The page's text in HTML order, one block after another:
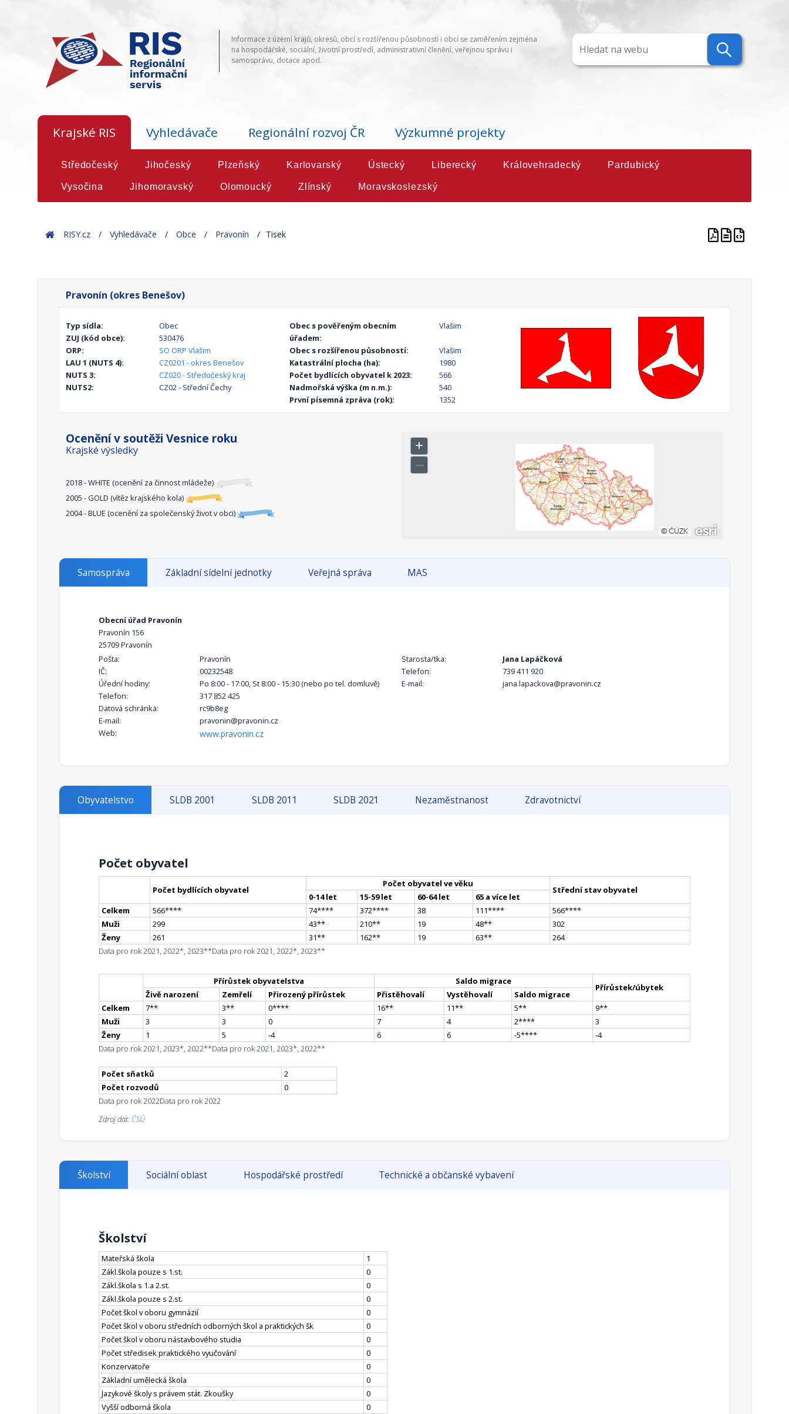
Informace z území krajů, okresů, obcí s rozšířenou působností i obcí se zaměřením zejména
na hospodářské, sociální, životní prostředí, administrativní členění, veřejnou správu i
samosprávu, dotace apod.
Krajské RIS Vyhledávače Regionální rozvoj ČR Výzkumné projekty
Středočeský Jihočeský Plzeňský Karlovarský Ústecký Liberecký Královehradecký Pardubický
Vysočina Jihomoravský Olomoucký Zlínský Moravskoslezský
HomeRISY.cz Vyhledávače Obce Pravonín Tisek
Pravonín (okres Benešov)
Typ sídla:
Obec
ZUJ (kód obce):
530476
ORP:
SO ORP Vlašim
LAU 1 (NUTS 4):
CZ0201 - okres Benešov
NUTS 3:
CZ020 - Středočeský kraj
NUTS2:
CZ02 - Střední Čechy
Obec s pověřeným obecním
úřadem:
Vlašim
Obec s rozšířenou působností:
Vlašim
Katastrální plocha (ha):
1980
Počet bydlících obyvatel k 2023:
566
Nadmořská výška (m n.m.):
540
První písemná zpráva (rok):
1352
Ocenění v soutěži Vesnice roku
Krajské výsledky
2018 - WHITE (ocenění za činnost mládeže)
2005 - GOLD (vítěz krajského kola)
2004 - BLUE (ocenění za společenský život v obci)
Samospráva Základní sídelní jednotky Veřejná správa MAS
Obecní úřad Pravonín
Pravonín 156
25709 Pravonín
Pošta:
Pravonín
IČ:
00232548
Úřední hodiny:
Po 8:00 - 17:00, St 8:00 - 15:30 (nebo po tel. domluvě)
Telefon:
317 852 425
Datová schránka:
rc9b8eg
E-mail:
pravonin@pravonin.cz
Web:
www.pravonin.cz
Starosta/tka:
Jana Lapáčková
Telefon:
739 411 920
E-mail:
jana.lapackova@pravonin.cz
Obyvatelstvo SLDB 2001 SLDB 2011 SLDB 2021 Nezaměstnanost Zdravotnictví
Počet obyvatel
Počet bydlících obyvatel
Počet obyvatel ve věku
Střední stav obyvatel
0-14 let 15-59 let 60-64 let
65 a více let
Celkem
566**** 74**** 372**** 38 111**** 566****
Muži
299 43** 210** 19 48**
302
Ženy
261 31** 162** 19 63**
264
Data pro rok 2021, 2022*, 2023**Data pro rok 2021, 2022*, 2023**
Přírůstek obyvatelstva Saldo migrace
Přírůstek/úbytek
Živě narození Zemřelí Přirozený přírůstek Přistěhovalí Vystěhovalí
Saldo migrace
Celkem
7** 3** 0**** 16** 11** 5** 9**
Muži
3 3 0 7 4 2****
3
Ženy
1 5 -4 6 6 -5****
-4
Data pro rok 2021, 2023*, 2022**Data pro rok 2021, 2023*, 2022**
Počet sňatků
2
Počet rozvodů
0
Data pro rok 2022Data pro rok 2022
Zdroj dat: ČSÚ
Školství Sociální oblast Hospodářské prostředí Technické a občanské vybavení
Školství
Mateřská škola
1
Zákl.škola pouze s 1.st.
0
Zákl.škola s 1.a 2.st.
0
Zákl.škola pouze s 2.st.
0
Počet škol v oboru gymnázií
0
Počet škol v oboru středních odborných škol a praktických šk
0
Počet škol v oboru nástavbového studia
0
Počet středisek praktického vyučování
0
Konzervatoře
0
Základní umělecká škola
0
Jazykové školy s právem stát. Zkoušky
0
Vyšší odborná škola
0